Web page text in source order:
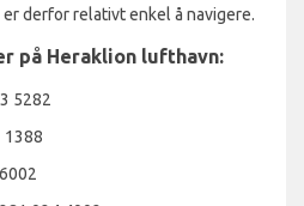
derfor relativt enkel å navigere.
på Heraklion lufthavn:
5282
1388